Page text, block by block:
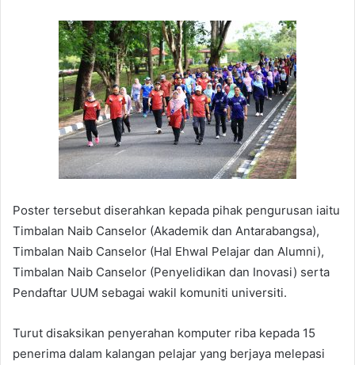
Poster tersebut diserahkan kepada pihak pengurusan iaitu
Timbalan Naib Canselor (Akademik dan Antarabangsa),
Timbalan Naib Canselor (Hal Ehwal Pelajar dan Alumni),
Timbalan Naib Canselor (Penyelidikan dan Inovasi) serta
Pendaftar UUM sebagai wakil komuniti universiti.
Turut disaksikan penyerahan komputer riba kepada 15
penerima dalam kalangan pelajar yang berjaya melepasi